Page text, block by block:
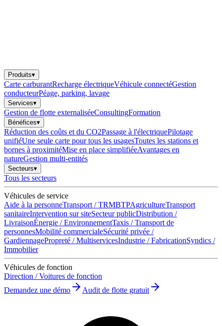
Produits▾
Carte carburantRecharge électriqueVéhicule connectéGestion
conducteurPéage, parking, lavage
Services▾
Gestion de flotte externaliséeConsultingFormation
Bénéfices▾
Réduction des coûts et du CO2Passage à l'électriquePilotage
unifiéUne seule carte pour tous les usagesToutes les stations et
bornes à proximitéMise en place simplifiéeAvantages en
natureGestion multi-entités
Secteurs▾
Tous les secteurs
Véhicules de service
Aide à la personneTransport / TRMBTPAgricultureTransport
sanitaireIntervention sur siteSecteur publicDistribution /
LivraisonÉnergie / EnvironnementTaxis / Transport de
personnesMobilité commercialeSécurité privée /
GardiennagePropreté / MultiservicesIndustrie / FabricationSyndics /
Immobilier
Véhicules de fonction
Direction / Voitures de fonction
Demandez une démo
Audit de flotte gratuit